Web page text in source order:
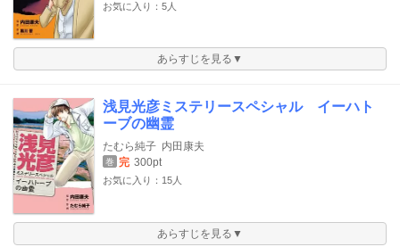
お気に入り：5人
あらすじを見る▼
浅見光彦ミステリースペシャル イーハト
ーブの幽霊
たむら純子 内田康夫
巻 完 300pt
お気に入り：15人
あらすじを見る▼